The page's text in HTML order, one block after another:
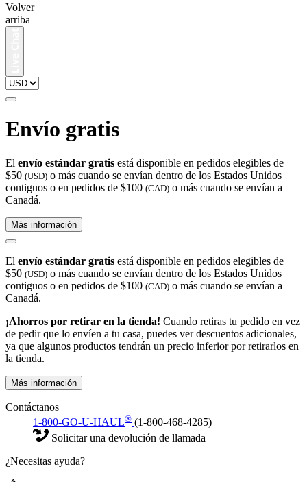
Volver
arriba
Envío gratis
El envío estándar gratis está disponible en pedidos elegibles de
$50 (USD) o más cuando se envían dentro de los Estados Unidos
contiguos o en pedidos de $100 (CAD) o más cuando se envían a
Canadá.
Más información
El envío estándar gratis está disponible en pedidos elegibles de
$50 (USD) o más cuando se envían dentro de los Estados Unidos
contiguos o en pedidos de $100 (CAD) o más cuando se envían a
Canadá.
¡Ahorros por retirar en la tienda! Cuando retiras tu pedido en vez
de pedir que lo envíen a tu casa, puedes ver descuentos adicionales,
ya que algunos productos tendrán un precio inferior por retirarlos en
la tienda.
Más información
Contáctanos
1-800-GO-U-HAUL® (1-800-468-4285)
Solicitar una devolución de llamada
¿Necesitas ayuda?